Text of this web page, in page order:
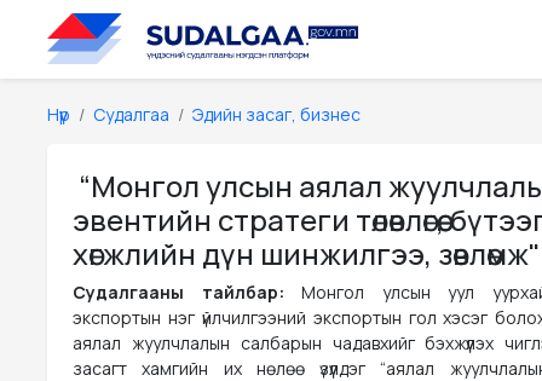
Нүүр Судалгаа Эдийн засаг, бизнес
“Монгол улсын аялал
эвентийн стратеги төлөвлөгөө,
хөгжлийн дүн шинжилгээ, зөвлөмж"
Судалгааны тайлбар: Монгол улсын уул
экспортын нэг үйлчилгээний экспортын гол хэсэг
аялал жуулчлалын салбарын чадавхийг бэхжүүлэх
засагт хамгийн их нөлөө үзүүлдэг “аялал